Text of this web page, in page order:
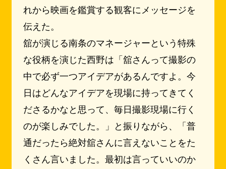
れから映画を鑑賞する観客にメッセージを
伝えた。
舘が演じる南条のマネージャーという特殊
な役柄を演じた西野は「舘さんって撮影の
中で必ず一つアイデアがあるんですよ。今
日はどんなアイデアを現場に持ってきてく
ださるかなと思って、毎日撮影現場に行く
のが楽しみでした。」と振りながら、「普
通だったら絶対舘さんに言えないことをた
くさん言いました。最初は言っていいのか